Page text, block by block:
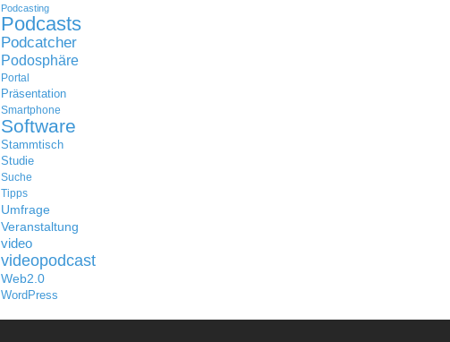
Podcasting
Podcasts
Podcatcher
Podosphäre
Portal
Präsentation
Smartphone
Software
Stammtisch
Studie
Suche
Tipps
Umfrage
Veranstaltung
video
videopodcast
Web2.0
WordPress